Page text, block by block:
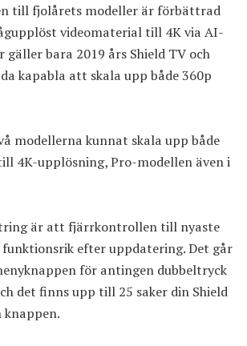
till fjolårets modeller är förbättrad
videomaterial till 4K via AI-
gäller bara 2019 års Shield TV och
kapabla att skala upp både 360p
modellerna kunnat skala upp både
4K-upplösning, Pro-modellen även i
är att fjärrkontrollen till nyaste
funktionsrik efter uppdatering. Det går
för antingen dubbeltryck
det finns upp till 25 saker din Shield
knappen.